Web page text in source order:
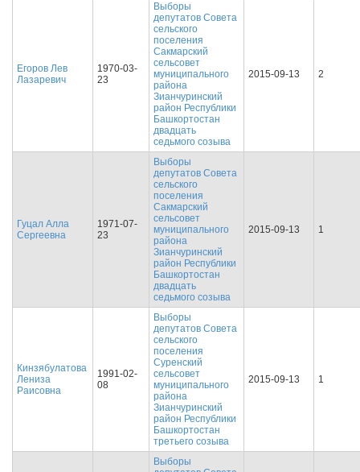
Егоров Лев
Лазаревич
1970-03-
23
Выборы
депутатов Совета
сельского
поселения
Сакмарский
сельсовет
муниципального
района
Зианчуринский
район Республики
Башкортостан
двадцать
седьмого созыва
2015-09-13 2
Гуцал Алла
Сергеевна
1971-07-
23
Выборы
депутатов Совета
сельского
поселения
Сакмарский
сельсовет
муниципального
района
Зианчуринский
район Республики
Башкортостан
двадцать
седьмого созыва
2015-09-13 1
Кинзябулатова
Лениза
Раисовна
1991-02-
08
Выборы
депутатов Совета
сельского
поселения
Суренский
сельсовет
муниципального
района
Зианчуринский
район Республики
Башкортостан
третьего созыва
2015-09-13 1
Выборы